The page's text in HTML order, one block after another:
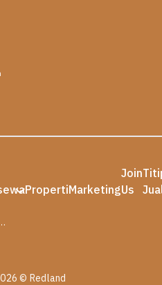
PropertiMarketing
Join
Us
64A, Semarang
© Redland